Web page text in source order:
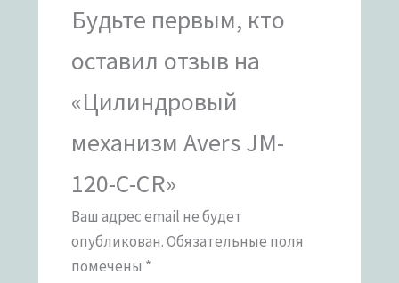
Будьте первым, кто
оставил отзыв на
«Цилиндровый
механизм Avers JM-
120-C-CR»
Ваш адрес email не будет
опубликован.Обязательные поля
помечены *